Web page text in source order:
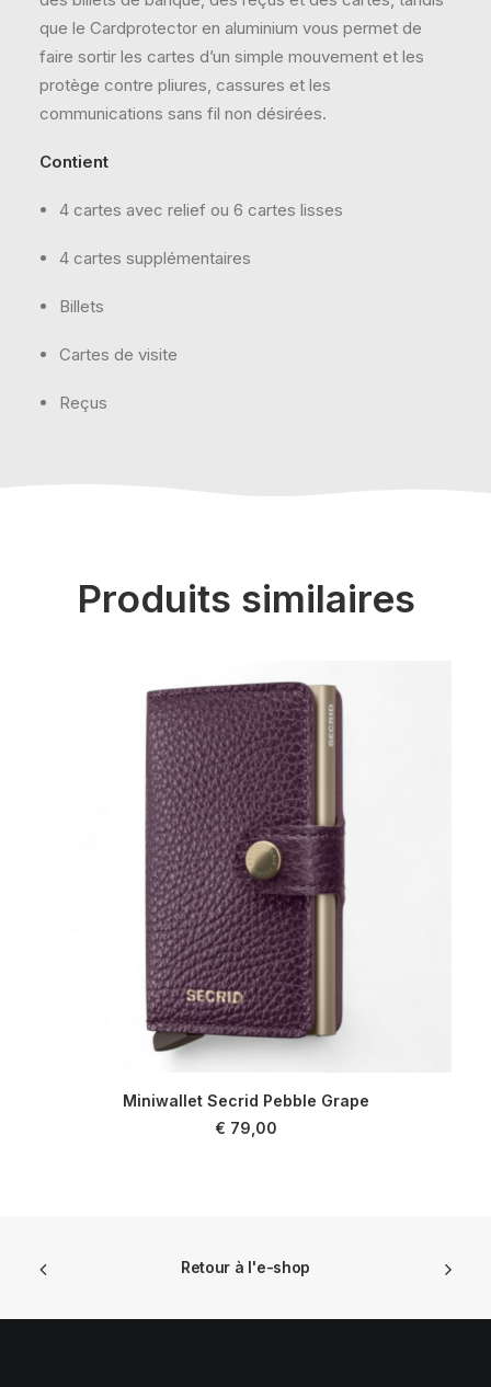
que le Cardprotector en aluminium vous permet de
faire sortir les cartes d’un simple mouvement et les
protège contre pliures, cassures et les
communications sans fil non désirées.
Contient
4 cartes avec relief ou 6 cartes lisses
4 cartes supplémentaires
Billets
Cartes de visite
Reçus
Produits similaires
Miniwallet Secrid Pebble Grape
€ 79,00
Retour à l'e-shop